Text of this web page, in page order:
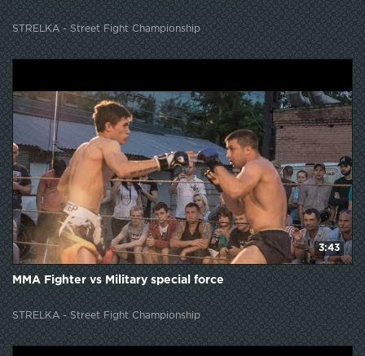
STRELKA - Street Fight Championship
3:43
MMA Fighter vs Military special force
STRELKA - Street Fight Championship